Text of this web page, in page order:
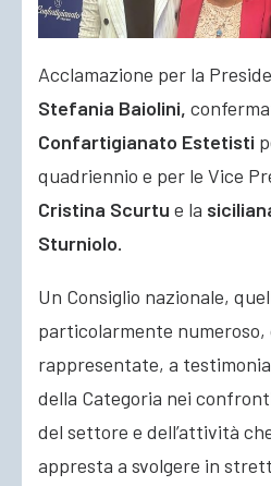
Acclamazione per la
Stefania Baiolini,
Confartigianato Estetisti
quadriennio e per le Vice
Cristina Scurtu e la
Sturniolo.
Un Consiglio nazionale,
particolarmente numeroso,
rappresentate, a
della Categoria nei
del settore e dell’attività
appresta a svolgere in